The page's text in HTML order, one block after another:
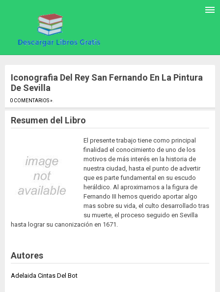
Iconografia Del Rey San Fernando En La Pintura
De Sevilla
0 COMENTARIOS ».
Resumen del Libro
El presente trabajo tiene como principal
finalidad el conocimiento de uno de los
motivos de más interés en la historia de
nuestra ciudad, hasta el punto de advertir
que es parte fundamental en su escudo
heráldico. Al aproximarnos a la figura de
Fernando III hemos querido aportar algo
mas sobre su vida, el culto desarrollado tras
su muerte, el proceso seguido en Sevilla
hasta lograr su canonización en 1671.
Autores
Adelaida Cintas Del Bot